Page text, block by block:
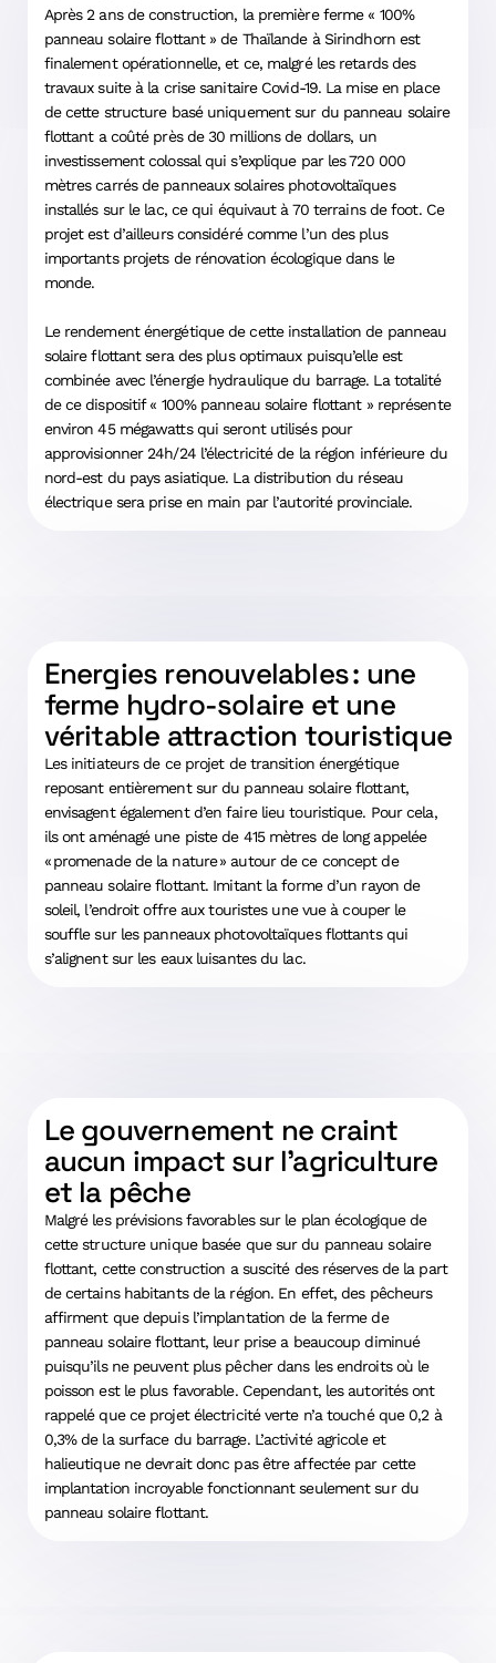
Après 2 ans de construction, la première ferme « 100%
panneau solaire flottant » de Thaïlande à Sirindhorn est
finalement opérationnelle, et ce, malgré les retards des
travaux suite à la crise sanitaire Covid-19. La mise en place
de cette structure basé uniquement sur du panneau solaire
flottant a coûté près de 30 millions de dollars, un
investissement colossal qui s’explique par les 720 000
mètres carrés de panneaux solaires photovoltaïques
installés sur le lac, ce qui équivaut à 70 terrains de foot. Ce
projet est d’ailleurs considéré comme l’un des plus
importants projets de rénovation écologique dans le
monde.
Le rendement énergétique de cette installation de panneau
solaire flottant sera des plus optimaux puisqu’elle est
combinée avec l’énergie hydraulique du barrage. La totalité
de ce dispositif « 100% panneau solaire flottant » représente
environ 45 mégawatts qui seront utilisés pour
approvisionner 24h/24 l’électricité de la région inférieure du
nord-est du pays asiatique. La distribution du réseau
électrique sera prise en main par l’autorité provinciale.
Energies renouvelables : une
ferme hydro-solaire et une
véritable attraction touristique
Les initiateurs de ce projet de transition énergétique
reposant entièrement sur du panneau solaire flottant,
envisagent également d’en faire lieu touristique. Pour cela,
ils ont aménagé une piste de 415 mètres de long appelée
« promenade de la nature » autour de ce concept de
panneau solaire flottant. Imitant la forme d’un rayon de
soleil, l’endroit offre aux touristes une vue à couper le
souffle sur les panneaux photovoltaïques flottants qui
s’alignent sur les eaux luisantes du lac.
Le gouvernement ne craint
aucun impact sur l’agriculture
et la pêche
Malgré les prévisions favorables sur le plan écologique de
cette structure unique basée que sur du panneau solaire
flottant, cette construction a suscité des réserves de la part
de certains habitants de la région. En effet, des pêcheurs
affirment que depuis l’implantation de la ferme de
panneau solaire flottant, leur prise a beaucoup diminué
puisqu’ils ne peuvent plus pêcher dans les endroits où le
poisson est le plus favorable. Cependant, les autorités ont
rappelé que ce projet électricité verte n’a touché que 0,2 à
0,3% de la surface du barrage. L’activité agricole et
halieutique ne devrait donc pas être affectée par cette
implantation incroyable fonctionnant seulement sur du
panneau solaire flottant.